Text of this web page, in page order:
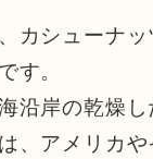
カシューナ
す。
沿岸の乾燥し
、アメリカや